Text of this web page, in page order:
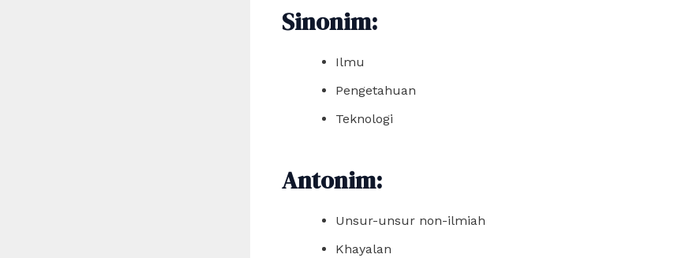
Sinonim:
Ilmu
Pengetahuan
Teknologi
Antonim:
Unsur-unsur non-ilmiah
Khayalan